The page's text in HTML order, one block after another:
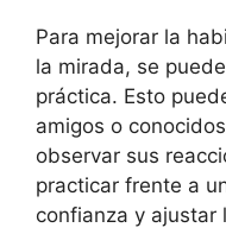
Para mejorar la
la mirada, se
práctica. Esto
amigos o
observar sus
practicar frente a
confianza y ajustar